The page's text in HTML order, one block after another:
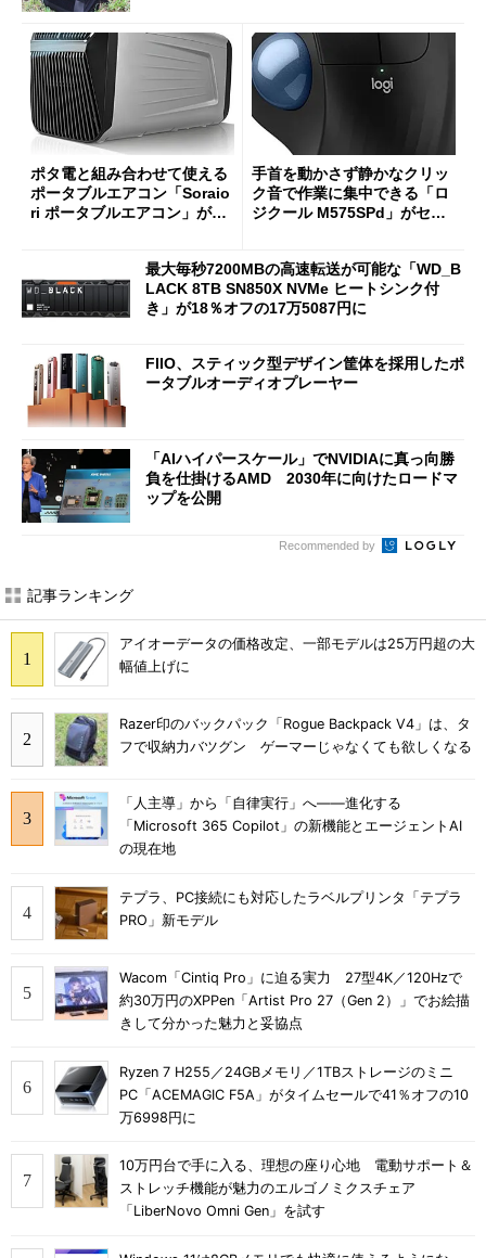
ポタ電と組み合わせて使える
ポータブルエアコン「Soraio
ri ポータブルエアコン」がセ
手首を動かさず静かなクリッ
ク音で作業に集中できる「ロ
ジクール M575SPd」がセー
最大毎秒7200MBの高速転送が可能な「WD_B
LACK 8TB SN850X NVMe ヒートシンク付
き」が18％オフの17万5087円に
FIIO、スティック型デザイン筐体を採用したポ
ータブルオーディオプレーヤー
「AIハイパースケール」でNVIDIAに真っ向勝
負を仕掛けるAMD 2030年に向けたロードマ
ップを公開
Recommended by
記事ランキング
アイオーデータの価格改定、一部モデルは25万円超の大
幅値上げに
Razer印のバックパック「Rogue Backpack V4」は、タ
フで収納力バツグン ゲーマーじゃなくても欲しくなる
「人主導」から「自律実行」へ――進化する
「Microsoft 365 Copilot」の新機能とエージェントAI
の現在地
テプラ、PC接続にも対応したラベルプリンタ「テプラ
PRO」新モデル
Wacom「Cintiq Pro」に迫る実力 27型4K／120Hzで
約30万円のXPPen「Artist Pro 27（Gen 2）」でお絵描
きして分かった魅力と妥協点
Ryzen 7 H255／24GBメモリ／1TBストレージのミニ
PC「ACEMAGIC F5A」がタイムセールで41％オフの10
万6998円に
10万円台で手に入る、理想の座り心地 電動サポート＆
ストレッチ機能が魅力のエルゴノミクスチェア
「LiberNovo Omni Gen」を試す